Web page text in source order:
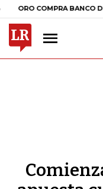
COMPRA BANCO DE LA